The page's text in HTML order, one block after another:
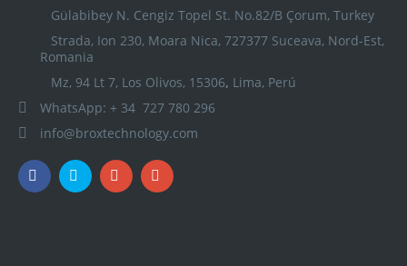
Gülabibey N. Cengiz Topel St. No.82/B Çorum, Turkey
Strada, Ion 230, Moara Nica, 727377 Suceava, Nord-Est,
Romania
Mz, 94 Lt 7, Los Olivos, 15306, Lima, Perú
WhatsApp: + 34 727 780 296
info@broxtechnology.com